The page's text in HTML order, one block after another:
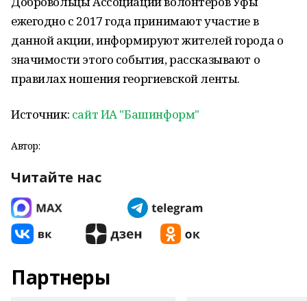
ежегодно с 2017 года принимают участие в
данной акции, информируют жителей города о
значимости этого события, рассказывают о
правилах ношения георгиевской ленты.
Источник: сайт ИА "Башинформ"
Автор:
Читайте нас
Партнеры